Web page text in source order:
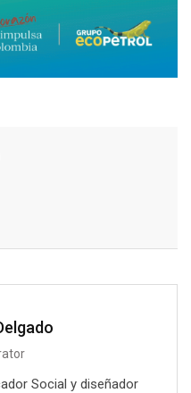
Social y diseñador